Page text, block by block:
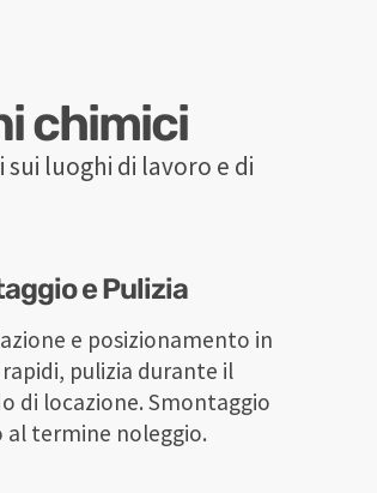
chimici
luoghi di lavoro e di
e Pulizia
e posizionamento in
pulizia durante il
di locazione. Smontaggio
al termine noleggio.